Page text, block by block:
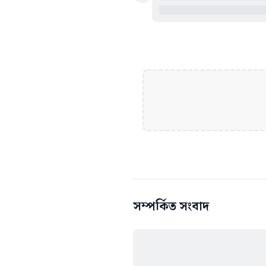
সম্পর্কিত সংবাদ